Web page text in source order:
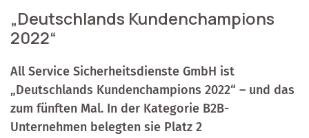
„Deutschlands Kundenchampions
2022“
All Service Sicherheitsdienste GmbH ist
„Deutschlands Kundenchampions 2022“ – und das
zum fünften Mal. In der Kategorie B2B-
Unternehmen belegten sie Platz 2